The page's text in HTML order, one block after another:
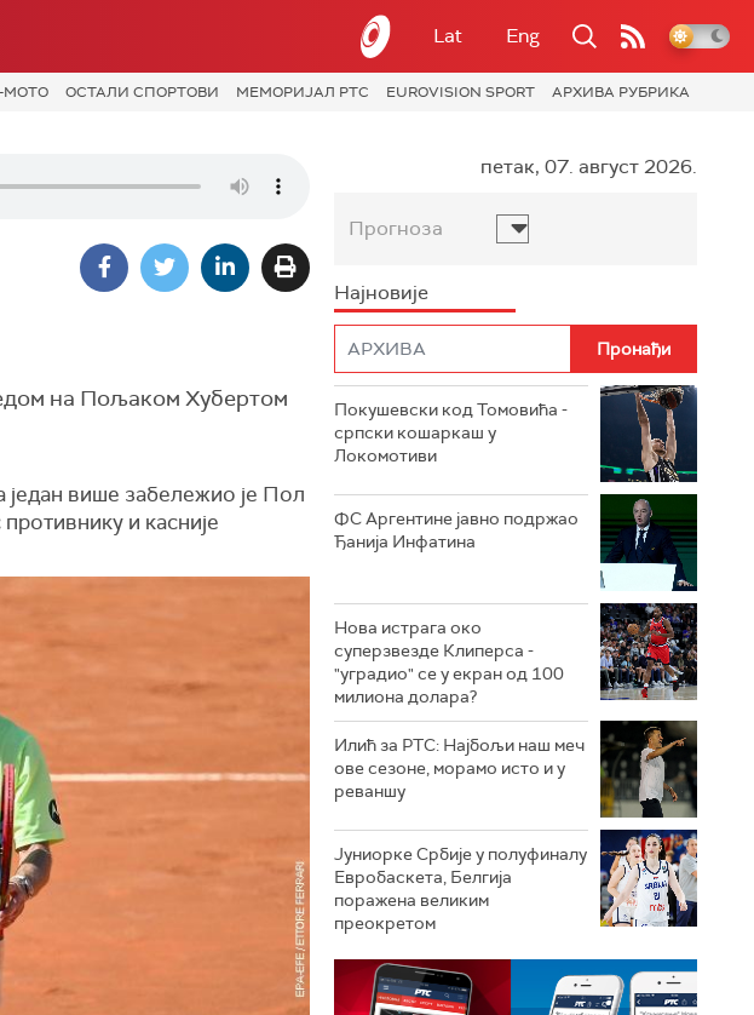
Lat Eng
МОТО ОСТАЛИ СПОРТОВИ МЕМОРИЈАЛ РТС EUROVISION SPORT АРХИВА РУБРИКА
на Пољаком Хубертом
један више забележио је Пол
и касније
петак, 07. август 2026.
Прогноза
Најновије
Покушевски код Томовића -
српски кошаркаш у
Локомотиви
ФС Аргентине јавно подржао
Ђанија Инфатина
Нова истрага око
суперзвезде Клиперса -
"уградио" се у екран од 100
милиона долара?
Илић за РТС: Најбољи наш меч
ове сезоне, морамо исто и у
реваншу
Јуниорке Србије у полуфиналу
Евробаскета, Белгија
поражена великим
преокретом